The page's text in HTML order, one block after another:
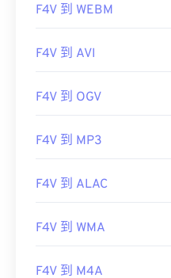
F4V 到 WEBM
F4V 到 AVI
F4V 到 OGV
F4V 到 MP3
F4V 到 ALAC
F4V 到 WMA
F4V 到 M4A